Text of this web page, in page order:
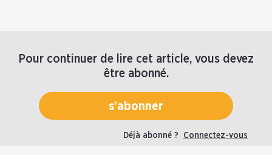
Pour continuer de lire cet article, vous devez
être abonné.
s'abonner
Déjà abonné ? Connectez-vous